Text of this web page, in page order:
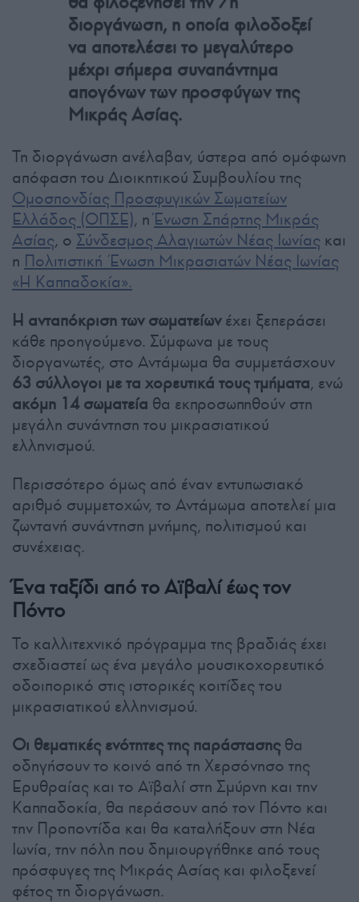
διοργάνωση, η οποία φιλοδοξεί
να αποτελέσει το μεγαλύτερο
μέχρι σήμερα συναπάντημα
απογόνων των προσφύγων της
Μικράς Ασίας.
Τη διοργάνωση ανέλαβαν, ύστερα από ομόφωνη
απόφαση του Διοικητικού Συμβουλίου της
Ομοσπονδίας Προσφυγικών Σωματείων
Ελλάδος (ΟΠΣΕ), ηΈνωση Σπάρτης Μικράς
Ασίας, ο Σύνδεσμος Αλαγιωτών Νέας Ιωνίας και
η Πολιτιστική Ένωση Μικρασιατών Νέας Ιωνίας
«Η Καππαδοκία».
Η ανταπόκριση των σωματείωνέχει ξεπεράσει
κάθε προηγούμενο. Σύμφωνα με τους
διοργανωτές, στο Αντάμωμα θα συμμετάσχουν
63 σύλλογοι με τα χορευτικά τους τμήματα, ενώ
ακόμη 14 σωματεία θα εκπροσωπηθούν στη
μεγάλη συνάντηση του μικρασιατικού
ελληνισμού.
Περισσότερο όμως από έναν εντυπωσιακό
αριθμό συμμετοχών, το Αντάμωμα αποτελεί μια
ζωντανή συνάντηση μνήμης, πολιτισμού και
συνέχειας.
Ένα ταξίδι από το Αϊβαλί έως τον
Πόντο
Το καλλιτεχνικό πρόγραμμα της βραδιάς έχει
σχεδιαστεί ως ένα μεγάλο μουσικοχορευτικό
οδοιπορικό στις ιστορικές κοιτίδες του
μικρασιατικού ελληνισμού.
Οι θεματικές ενότητες της παράστασηςθα
οδηγήσουν το κοινό από τη Χερσόνησο της
Ερυθραίας και το Αϊβαλί στη Σμύρνη και την
Καππαδοκία, θα περάσουν από τον Πόντο και
την Προποντίδα και θα καταλήξουν στη Νέα
Ιωνία, την πόλη που δημιουργήθηκε από τους
πρόσφυγες της Μικράς Ασίας και φιλοξενεί
φέτος τη διοργάνωση.